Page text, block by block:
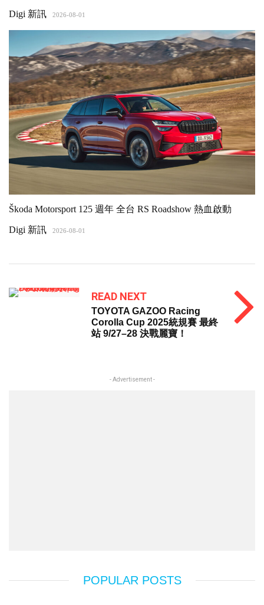
Digi 新訊 2026-08-01
Škoda Motorsport 125 週年 全台 RS Roadshow 熱血啟動
Digi 新訊 2026-08-01
READ NEXT
TOYOTA GAZOO Racing
Corolla Cup 2025統規賽 最終
站 9/27–28 決戰麗寶！
- Advertisement -
POPULAR POSTS